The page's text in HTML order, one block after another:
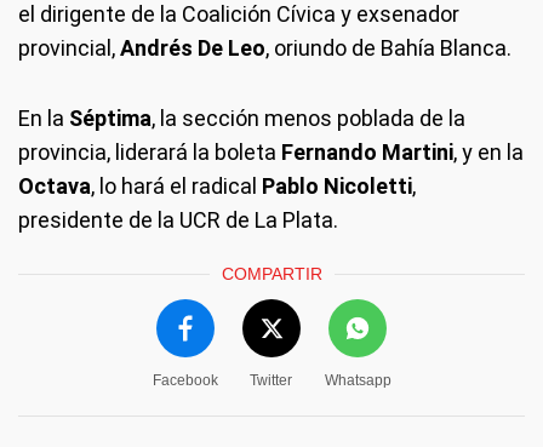
el dirigente de la Coalición Cívica y exsenador
provincial,Andrés De Leo, oriundo de Bahía Blanca.
En la Séptima, la sección menos poblada de la
provincia, liderará la boleta Fernando Martini, y en la
Octava, lo hará el radical Pablo Nicoletti,
presidente de la UCR de La Plata.
COMPARTIR
Facebook Twitter Whatsapp